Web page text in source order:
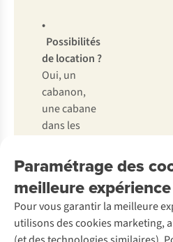
•
Possibilités
de location ?
Oui, un
cabanon,
une cabane
dans les
dôme
• Capacité :
maximum
25 places
Paramétrage des
meilleure
Pour vous garantir la meilleure
utilisons des cookies marketing,